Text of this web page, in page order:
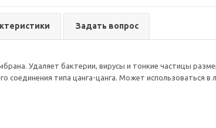
Задать вопрос
Удаляет бактерии, вирусы и тонкие частицы
соединения типа цанга-цанга. Может использоваться